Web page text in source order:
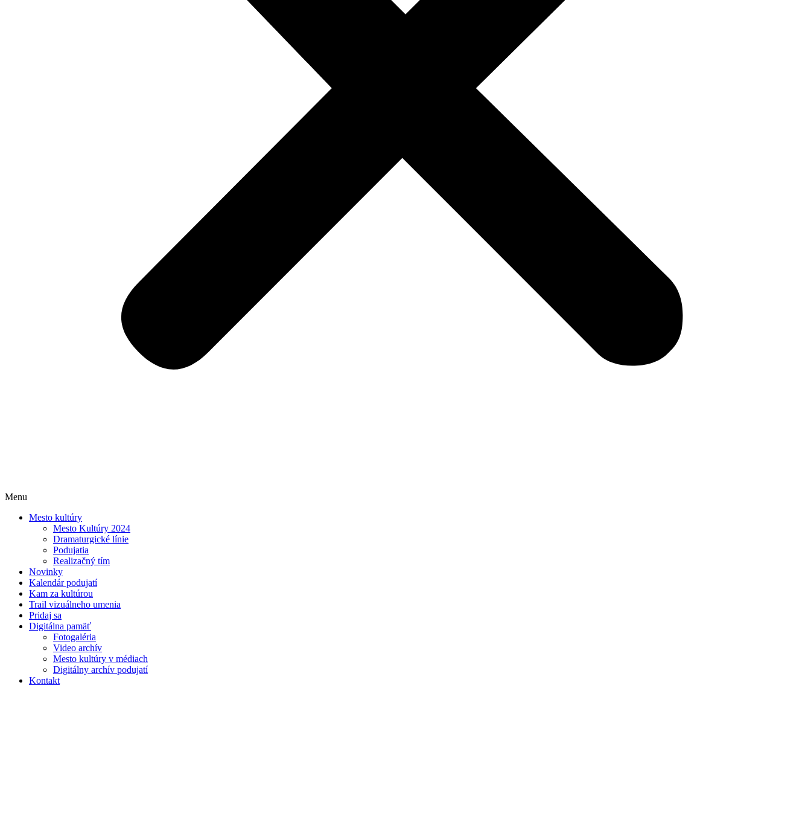
Menu
Mesto kultúry
Mesto Kultúry 2024
Dramaturgické línie
Podujatia
Realizačný tím
Novinky
Kalendár podujatí
Kam za kultúrou
Trail vizuálneho umenia
Pridaj sa
Digitálna pamäť
Fotogaléria
Video archív
Mesto kultúry v médiach
Digitálny archív podujatí
Kontakt